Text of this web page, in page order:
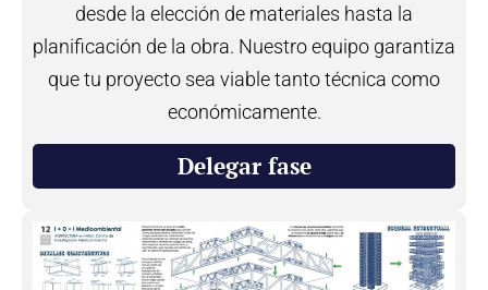
desde la elección de materiales hasta la
planificación de la obra. Nuestro equipo garantiza
que tu proyecto sea viable tanto técnica como
económicamente.
Delegar fase